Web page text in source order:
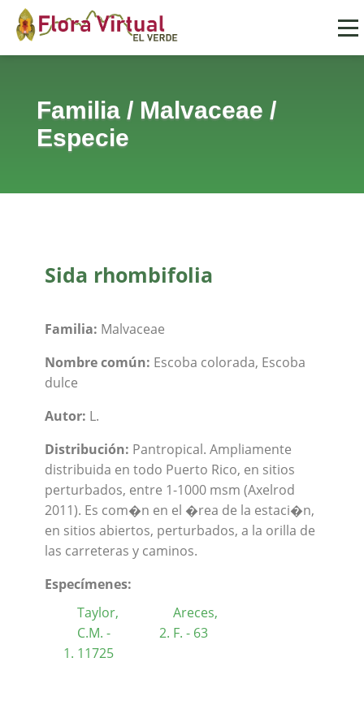
Familia/ Malvaceae /
Especie
Sida rhombifolia
Familia: Malvaceae
Nombre común: Escoba colorada, Escoba
dulce
Autor: L.
Distribución: Pantropical. Ampliamente
distribuida en todo Puerto Rico, en sitios
perturbados, entre 1-1000 msm (Axelrod
2011). Es com�n en el �rea de la estaci�n,
en sitios abiertos, perturbados, a la orilla de
las carreteras y caminos.
Especímenes:
Taylor,
C.M. -
11725
Areces,
F. - 63